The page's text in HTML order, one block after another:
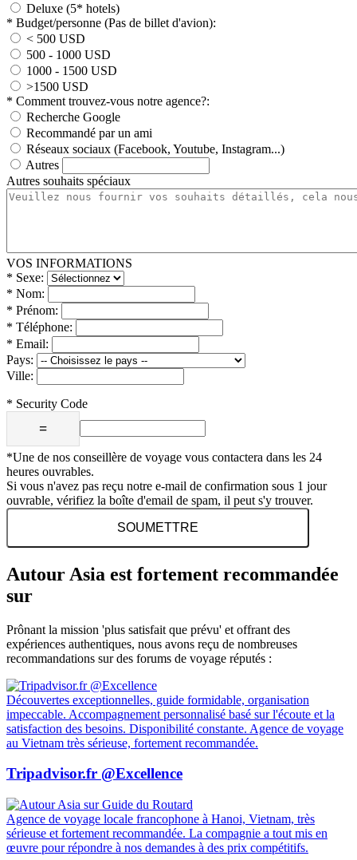
Deluxe (5* hotels)
* Budget/personne (Pas de billet d'avion):
< 500 USD
500 - 1000 USD
1000 - 1500 USD
>1500 USD
* Comment trouvez-vous notre agence?:
Recherche Google
Recommandé par un ami
Réseaux sociaux (Facebook, Youtube, Instagram...)
Autres
Autres souhaits spéciaux
VOS INFORMATIONS
* Sexe:
* Nom:
* Prénom:
* Téléphone:
* Email:
Pays:
Ville:
* Security Code
=
*Une de nos conseillère de voyage vous contactera dans les 24
heures ouvrables.
Si vous n'avez pas reçu notre e-mail de confirmation sous 1 jour
ouvrable, vérifiez la boîte d'email de spam, il peut s'y trouver.
SOUMETTRE
Autour Asia est fortement recommandée
sur
Prônant la mission 'plus satisfait que prévu' et offrant des
expériences authentiques, nous avons reçu de nombreuses
recommandations sur des forums de voyage réputés :
Découvertes exceptionnelles, guide formidable, organisation
impeccable. Accompagnement personnalisé basé sur l'écoute et la
satisfaction des besoins. Disponibilité constante. Agence de voyage
au Vietnam très sérieuse, fortement recommandée.
Tripadvisor.fr @Excellence
Agence de voyage locale francophone à Hanoi, Vietnam, très
sérieuse et fortement recommandée. La compagnie a tout mis en
œuvre pour répondre à nos demandes à des prix compétitifs.